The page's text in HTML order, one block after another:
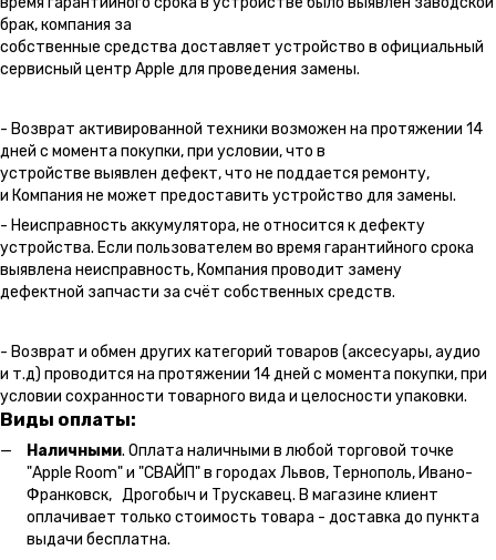
брак, компания за
собственные средства доставляет устройство в официальный
сервисный центр Apple для проведения замены.
- Возврат активированной техники возможен на протяжении 14
дней с момента покупки, при условии, что в
устройстве выявлен дефект, что не поддается ремонту,
и Компания не может предоставить устройство для замены.
- Неисправность аккумулятора, не относится к дефекту
устройства. Если пользователем во время гарантийного срока
выявлена неисправность, Компания проводит замену
дефектной запчасти за счёт собственных средств.
- Возврат и обмен других категорий товаров (аксесуары, аудио
и т.д) проводится на протяжении 14 дней с момента покупки, при
условии сохранности товарного вида и целосности упаковки.
Виды оплаты:
Наличными. Оплата наличными в любой торговой точке
"Apple Room" и "СВАЙП" в городах Львов, Тернополь, Ивано-
Франковск, Дрогобыч и Трускавец. В магазине клиент
оплачивает только стоимость товара - доставка до пункта
выдачи бесплатна.